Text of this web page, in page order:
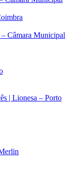
Câmara Municipal
| Lionesa – Porto